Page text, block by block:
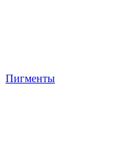
Пигменты